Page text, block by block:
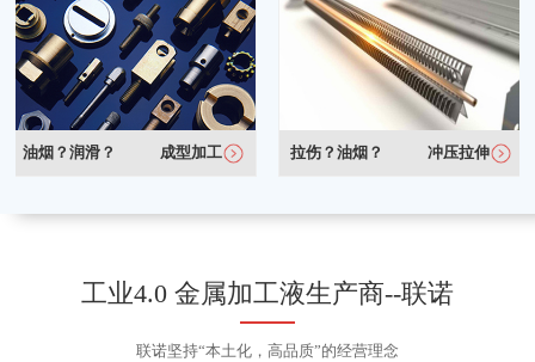
油烟？润滑？ 成型加工 拉伤？油烟？ 冲压拉伸
工业4.0 金属加工液生产商--联诺
联诺坚持“本土化，高品质”的经营理念